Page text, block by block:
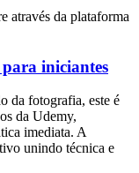
através da plataforma
iniciantes
da fotografia, este é
da Udemy,
imediata. A
unindo técnica e